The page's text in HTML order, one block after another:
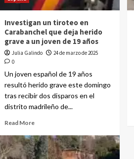
Investigan un tiroteo en
Carabanchel que deja herido
grave a un joven de 19 años
Julia Galindo
24 de marzo de 2025
0
Un joven español de 19 años
resultó herido grave este domingo
tras recibir dos disparos en el
distrito madrileño de...
Read More